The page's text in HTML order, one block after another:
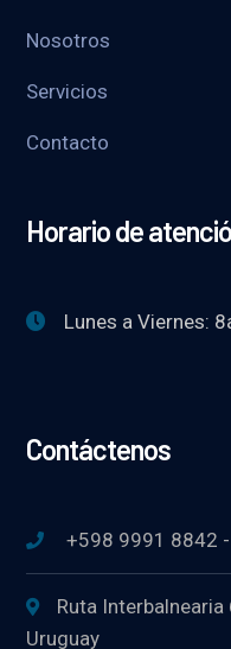
Nosotros
Servicios
Contacto
Horario de
Lunes a Viernes:
Contáctenos
+598 9991 8842
Ruta
Uruguay